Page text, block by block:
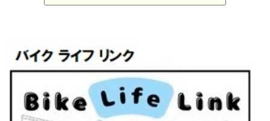
11位 MT-07と私。走る
15位 ほんまもん商会